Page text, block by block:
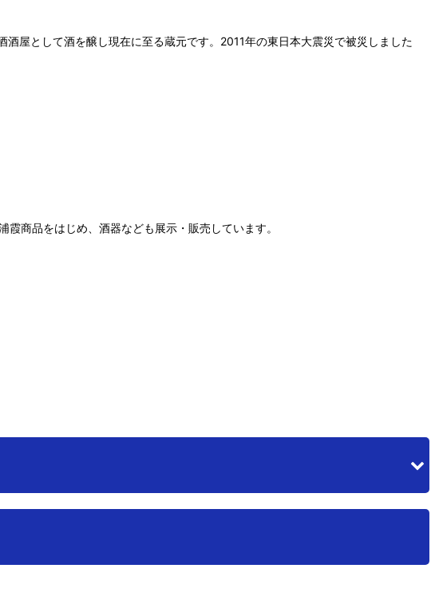
屋として酒を醸し現在に至る蔵元です。2011年の東日本大震災で被災しました
商品をはじめ、酒器なども展示・販売しています。